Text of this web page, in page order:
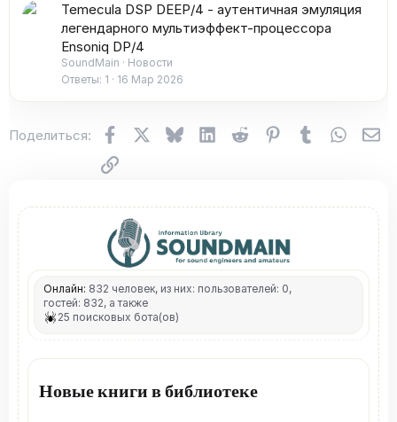
Temecula DSP DEEP/4 - аутентичная эмуляция
легендарного мультиэффект-процессора
Ensoniq DP/4
SoundMain
Новости
Ответы 1 16 Мар 2026
Поделиться: FacebookX (Twitter)
BlueskyLinkedInReddit Pinterest
Tumblr
Ссылка
Онлайн: 832 человек, из них: пользователей: 0,
гостей: 832, а также
25 поисковых бота(ов)
Новые книги в библиотеке